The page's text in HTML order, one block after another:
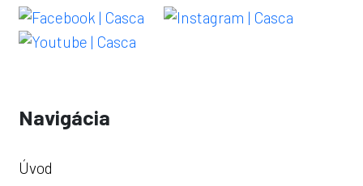
Navigácia
Úvod